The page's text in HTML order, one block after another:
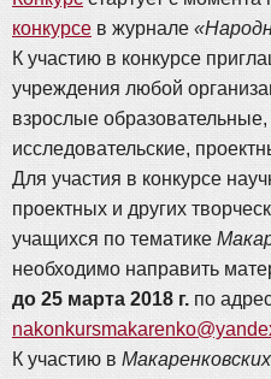
конкурсе в журнале
К участию в конкурсе
учреждения любой
взрослые
исследовательские,
Для участия в конкурсе
проектных и других
учащихся по тематике
необходимо направить
до 25 марта 2018 г. по
К участию в